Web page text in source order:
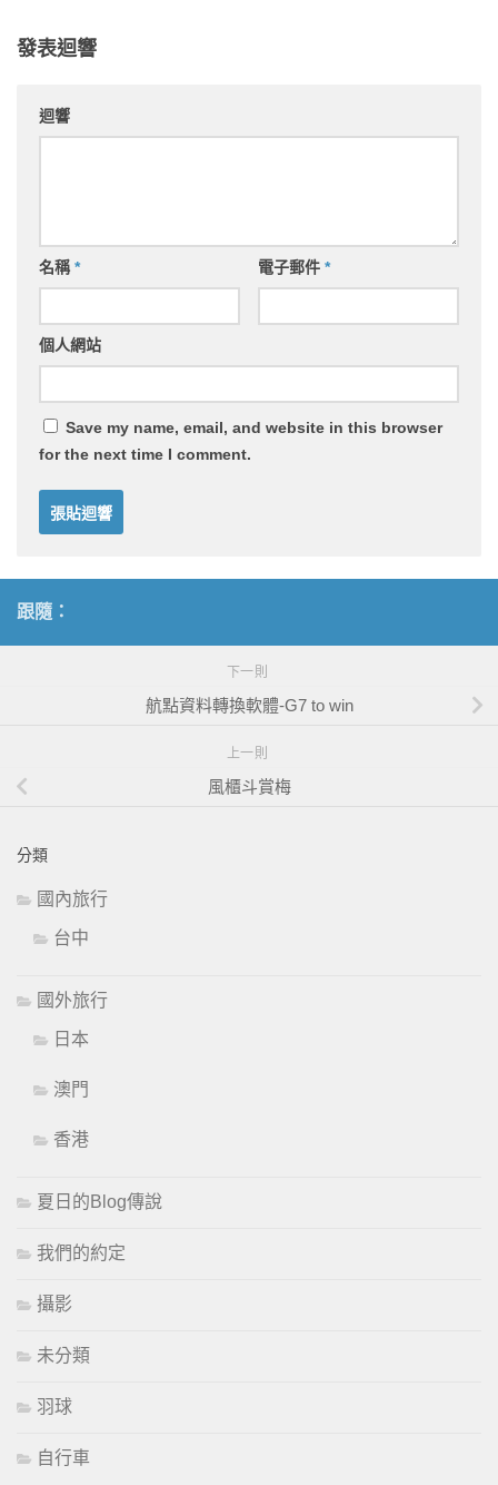
發表迴響
迴響
名稱* 電子郵件 *
個人網站
Save my name, email, and website in this browser
for the next time I comment.
跟隨：
下一則
航點資料轉換軟體-G7 to win
上一則
風櫃斗賞梅
分類
國內旅行
台中
國外旅行
日本
澳門
香港
夏日的Blog傳說
我們的約定
攝影
未分類
羽球
自行車